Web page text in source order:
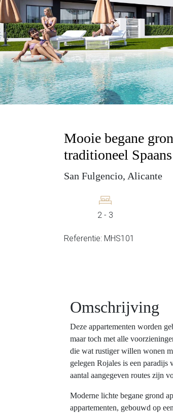
Mooie begane
traditioneel
San Fulgencio, Alicante
2 - 3
Referentie: MHS101
Omschrijving
Deze appartementen worden
maar toch met alle
die wat rustiger willen wonen
gelegen Rojales is een
aantal aangegeven routes zijn
Moderne lichte begane grond
appartementen, gebouwd op